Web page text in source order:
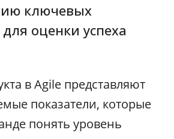
ключевых
оценки успеха
в Agile представляют
показатели, которые
понять уровень